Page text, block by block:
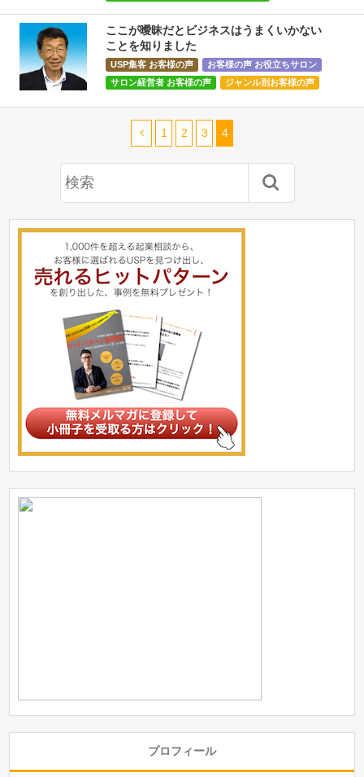
ここが曖昧だとビジネスはうまくいかない
ことを知りました
USP集客 お客様の声
お客様の声 お役立ちサロン
サロン経営者 お客様の声
ジャンル別お客様の声
1 2 3 4
プロフィール